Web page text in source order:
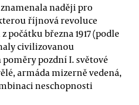
naději pro
říjnová revoluce
počátku března 1917 (podle
civilizovanou
pozdní I. světové
armáda mizerně vedená,
neschopnosti